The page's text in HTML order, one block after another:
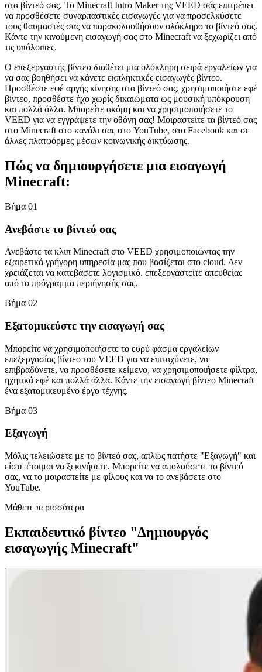
στα βίντεό σας. Το Minecraft Intro Maker της VEED σάς επιτρέπει
να προσθέσετε συναρπαστικές εισαγωγές για να προσελκύσετε
τους θαυμαστές σας να παρακολουθήσουν ολόκληρο το βίντεό σας.
Κάντε την κινούμενη εισαγωγή σας στο Minecraft να ξεχωρίζει από
τις υπόλοιπες.
Ο επεξεργαστής βίντεο διαθέτει μια ολόκληρη σειρά εργαλείων για
να σας βοηθήσει να κάνετε εκπληκτικές εισαγωγές βίντεο.
Προσθέστε εφέ αργής κίνησης στα βίντεό σας, χρησιμοποιήστε εφέ
βίντεο, προσθέστε ήχο χωρίς δικαιώματα ως μουσική υπόκρουση
και πολλά άλλα. Μπορείτε ακόμη και να χρησιμοποιήσετε το
VEED για να εγγράψετε την οθόνη σας! Μοιραστείτε τα βίντεό σας
στο Minecraft στο κανάλι σας στο YouTube, στο Facebook και σε
άλλες πλατφόρμες μέσων κοινωνικής δικτύωσης.
Πώς να δημιουργήσετε μια εισαγωγή
Minecraft:
Βήμα 01
Ανεβάστε το βίντεό σας
Ανεβάστε τα κλιπ Minecraft στο VEED χρησιμοποιώντας την
εξαιρετικά γρήγορη υπηρεσία μας που βασίζεται στο cloud. Δεν
χρειάζεται να κατεβάσετε λογισμικό. επεξεργαστείτε απευθείας
από το πρόγραμμα περιήγησής σας.
Βήμα 02
Εξατομικεύστε την εισαγωγή σας
Μπορείτε να χρησιμοποιήσετε το ευρύ φάσμα εργαλείων
επεξεργασίας βίντεο του VEED για να επιταχύνετε, να
επιβραδύνετε, να προσθέσετε κείμενο, να χρησιμοποιήσετε φίλτρα,
ηχητικά εφέ και πολλά άλλα. Κάντε την εισαγωγή βίντεο Minecraft
ένα εξατομικευμένο έργο τέχνης.
Βήμα 03
Εξαγωγή
Μόλις τελειώσετε με το βίντεό σας, απλώς πατήστε "Εξαγωγή" και
είστε έτοιμοι να ξεκινήσετε. Μπορείτε να απολαύσετε το βίντεό
σας, να το μοιραστείτε με φίλους και να το ανεβάσετε στο
YouTube.
Μάθετε περισσότερα
Εκπαιδευτικό βίντεο "Δημιουργός
εισαγωγής Minecraft"